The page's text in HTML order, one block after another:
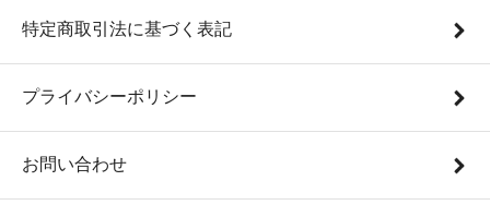
特定商取引法に基づく表記
プライバシーポリシー
お問い合わせ